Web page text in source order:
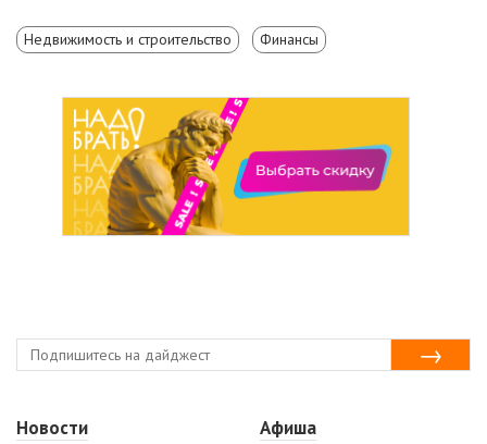
Недвижимость и строительство Финансы
Новости
Афиша